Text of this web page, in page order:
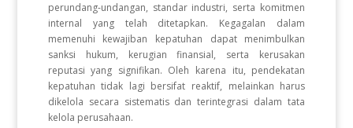
perundang-undangan, standar industri, serta komitmen
internal yang telah ditetapkan. Kegagalan dalam
memenuhi kewajiban kepatuhan dapat menimbulkan
sanksi hukum, kerugian finansial, serta kerusakan
reputasi yang signifikan. Oleh karena itu, pendekatan
kepatuhan tidak lagi bersifat reaktif, melainkan harus
dikelola secara sistematis dan terintegrasi dalam tata
kelola perusahaan.